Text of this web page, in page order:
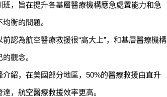
旨在提升各基層醫療機構應急處置能力和急
衡的問題。
為航空醫療救援很“高大上”，和基層醫療機構
觀念。
，在美國部分地區，50%的醫療救援由直升
，航空醫療救援效率更高。